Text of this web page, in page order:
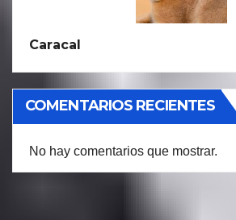
Caracal
COMENTARIOS RECIENTES
No hay comentarios que mostrar.